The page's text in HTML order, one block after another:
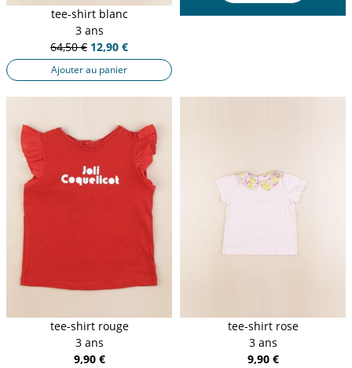
tee-shirt blanc
3 ans
64,50 € 12,90 €
Ajouter au panier
tee-shirt rouge
3 ans
9,90 €
tee-shirt rose
3 ans
9,90 €